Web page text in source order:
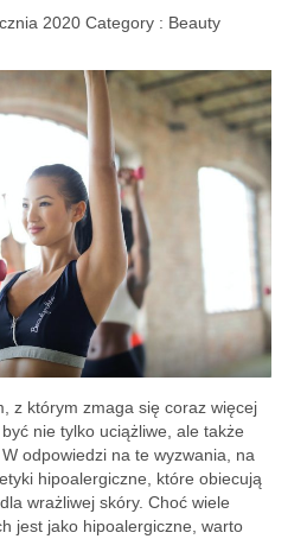
2020 Category : Beauty
z którym zmaga się coraz więcej
nie tylko uciążliwe, ale także
odpowiedzi na te wyzwania, na
hipoalergiczne, które obiecują
wrażliwej skóry. Choć wiele
jest jako hipoalergiczne, warto